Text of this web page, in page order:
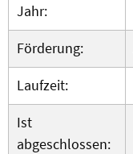
Jahr:
Förderung:
Laufzeit:
Ist
abgeschlossen: